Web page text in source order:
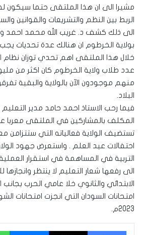
مشيرا الى ان هذا الملتقى حتما سيكون
الربط بين النظم والتشريعات والقوانين
الى ذلك كشف د. غريب الله محمد احمد
بولاية الخرطوم ان هنالك عدة تحديات
خلال هذا الملتقى اهم تحدي توزان نظام
منهم موجودون الآن بالولاية والبقية
البلاد.
فيما رحب الاستاذ احمد حامد مدير التعليم
المكلف بالمشاركين في الملتقى معربا
تستضيف الولاية فعالياته التي ستتزامن
احتفالات عيد العلم . واستعرض جهود
التربية في المساهمة في استقرار العملية
الى رفعها شعار التعليم لا ينتظر
الابتدائي والثانوي خلا عامي الحرب بجانب
امتحانات السودان التي انجزت امتحانات
2023م.
فيسبوك ‫X ماسنجر